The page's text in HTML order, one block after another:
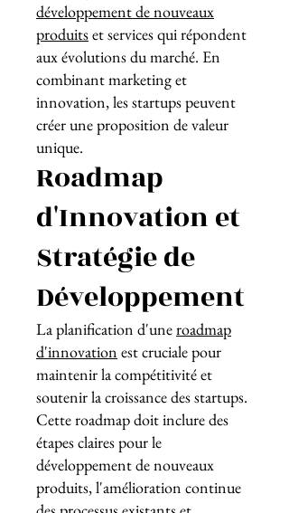
développement de nouveaux
produitset services qui répondent
aux évolutions du marché. En
combinant marketing et
innovation, les startups peuvent
créer une proposition de valeur
unique.
Roadmap
d'Innovation et
Stratégie de
Développement
La planification d'uneroadmap
d'innovation est cruciale pour
maintenir la compétitivité et
soutenir la croissance des startups.
Cette roadmap doit inclure des
étapes claires pour le
développement de nouveaux
produits, l'amélioration continue